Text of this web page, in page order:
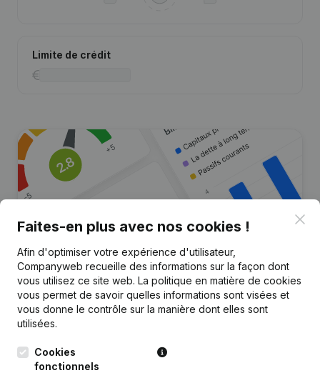
Limite de crédit
Vous recherchez plus
d’informations sur cette entreprise
?
Choisissez des informations rapides ou des détails
Faites-en plus avec nos cookies !
Afin d'optimiser votre expérience d'utilisateur,
Companyweb recueille des informations sur la façon dont
vous utilisez ce site web. La politique en matière de cookies
vous permet de savoir quelles informations sont visées et
vous donne le contrôle sur la manière dont elles sont
utilisées.
Cookies
fonctionnels